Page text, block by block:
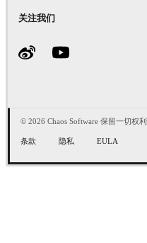
关注我们
© 2026 Chaos Software 保留一切权利
条款 隐私 EULA